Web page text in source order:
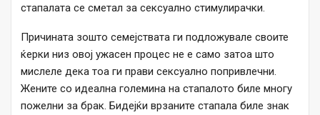
стапалата се сметал за сексуално стимулирачки.
Причината зошто семејствата ги подложувале своите
ќерки низ овој ужасен процес не е само затоа што
мислеле дека тоа ги прави сексуално попривлечни.
Жените со идеална големина на стапалото биле многу
пожелни за брак. Бидејќи врзаните стапала биле знак